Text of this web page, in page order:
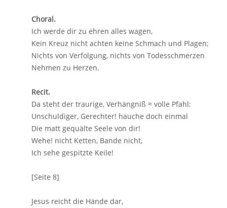
Choral.
Ich werde dir zu ehren alles wagen,
Kein Kreuz nicht achten keine Schmach und Plagen;
Nichts von Verfolgung, nichts von Todesschmerzen
Nehmen zu Herzen.
Recit.
Da steht der traurige, Verhängniß ≈ volle Pfahl:
Unschuldiger, Gerechter! hauche doch einmal
Die matt gequälte Seele von dir!
Wehe! nicht Ketten, Bande nicht,
Ich sehe gespitzte Keile!
[Seite 8]
Jesus reicht die Hände dar,